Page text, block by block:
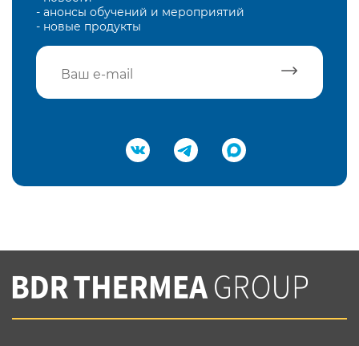
- анонсы обучений и мероприятий
- новые продукты
Подтвердить e-mail
Вы соглашаетесь с нашей политикой
конфеденциальности